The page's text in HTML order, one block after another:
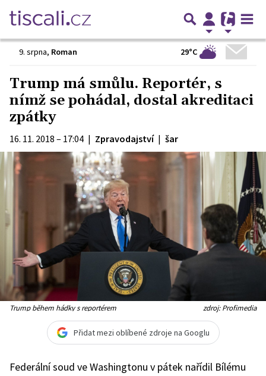
9. srpna, Roman 29°C
Trump má smůlu. Reportér, s
nímž se pohádal, dostal akreditaci
zpátky
16. 11. 2018 – 17:04 | Zpravodajství | šar
Trump během hádky s reportérem zdroj: Profimedia
Přidat mezi oblíbené zdroje na Googlu
Federální soud ve Washingtonu v pátek nařídil Bílému